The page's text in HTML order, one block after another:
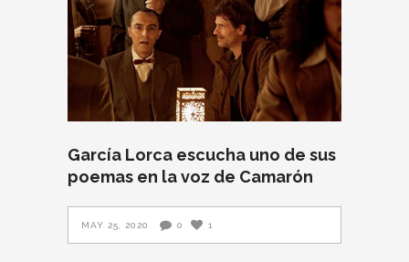
García Lorca escucha uno de sus
poemas en la voz de Camarón
MAY 25, 2020 0 1